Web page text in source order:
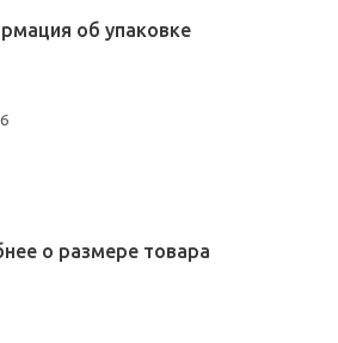
об упаковке
о размере товара